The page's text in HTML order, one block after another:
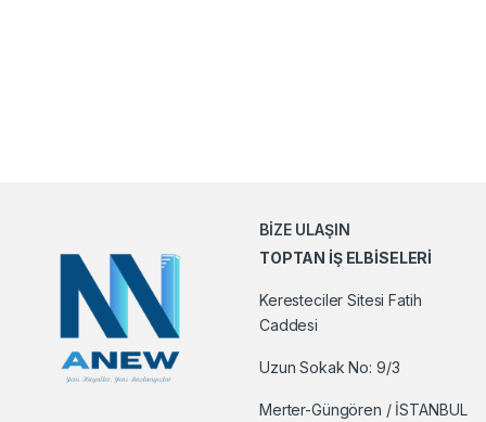
BİZE ULAŞIN
TOPTAN İŞ ELBİSELERİ
Keresteciler Sitesi Fatih
Caddesi
Uzun Sokak No: 9/3
Merter-Güngören / İSTANBUL